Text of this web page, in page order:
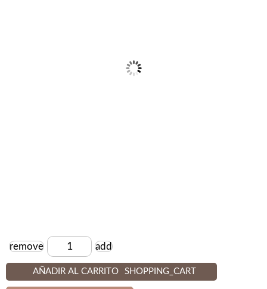
Cantidad
remove add
AÑADIR AL CARRITO SHOPPING_CART